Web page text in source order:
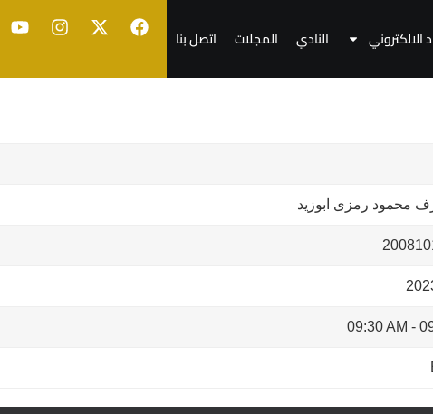
الالكتروني النادي المجلات اتصل بنا
محمود رمزى ابوزيد
-
09:30 AM